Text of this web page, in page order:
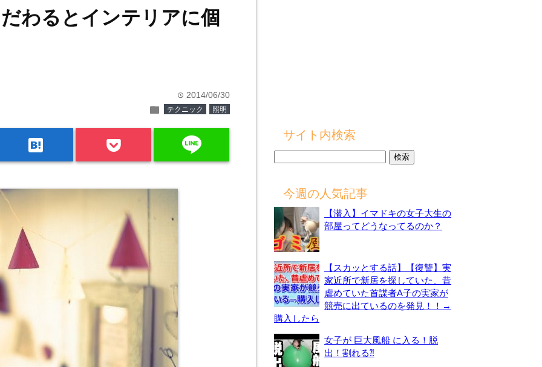
わるとインテリアに個
time 2014/06/30
folder テクニック 照明
hatenabookmark line サイト内検索
今週の人気記事
【潜入】イマドキの女子大生の
部屋ってどうなってるのか？
【スカッとする話】【復讐】実
家近所で新居を探していた、昔
虐めていた首謀者A子の実家が
競売に出ているのを発見！！→
購入したら
女子が 巨大風船 に入る！脱
出！割れる⁈